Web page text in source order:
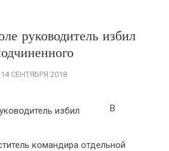
руководитель избил
14 СЕНТЯБРЯ 2018
В
командира отдельной